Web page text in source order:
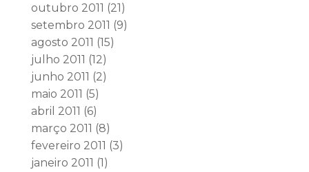
outubro 2011 (21)
setembro 2011 (9)
agosto 2011 (15)
julho 2011 (12)
junho 2011 (2)
maio 2011 (5)
abril 2011 (6)
março 2011 (8)
fevereiro 2011 (3)
janeiro 2011 (1)